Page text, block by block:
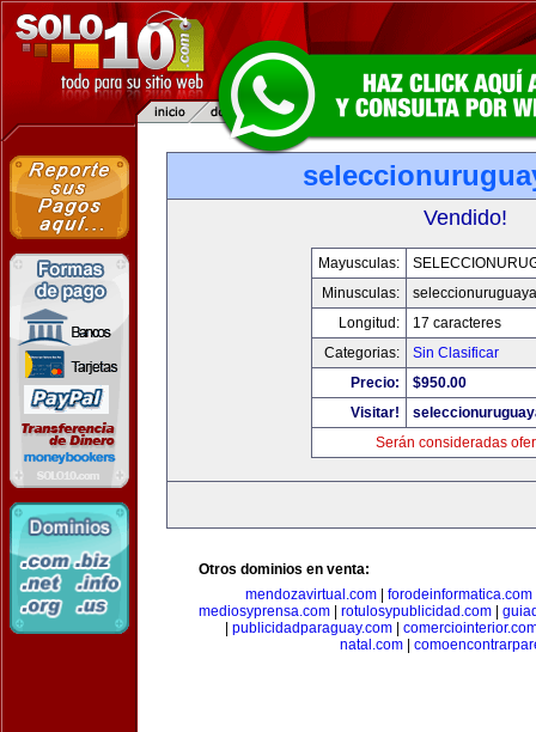
Vendido!
Mayusculas:
Minusculas:
Longitud:
17 caracteres
Categorias:
Sin Clasificar
Precio:
$950.00
Visitar!
Serán consideradas
Otros dominios en venta:
mendozavirtual.com| forodeinformatica.com
mediosyprensa.com
rotulosypublicidad.com
publicidadparaguay.com
natal.com|